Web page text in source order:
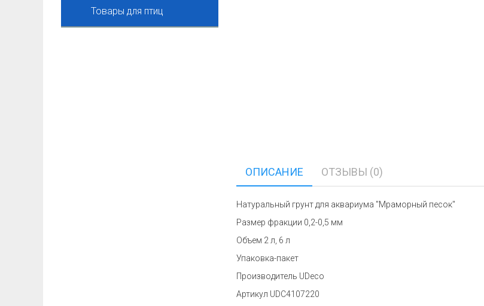
ОПИСАНИЕ ОТЗЫВЫ (0)
Натуральный грунт для аквариума "Мраморный песок"
Размер фракции 0,2-0,5 мм
Объем 2 л, 6 л
Упаковка-пакет
Производитель UDeco
Артикул UDC4107220
Товары для птиц